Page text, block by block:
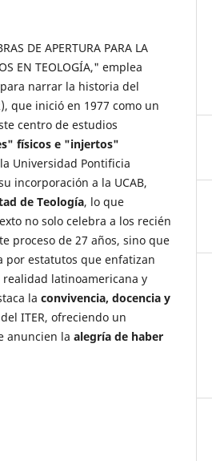
DE APERTURA PARA LA
EN TEOLOGÍA," emplea
para narrar la historia del
que inició en 1977 como un
centro de estudios
físicos e "injertos"
Universidad Pontificia
incorporación a la UCAB,
de Teología, lo que
no solo celebra a los recién
proceso de 27 años, sino que
estatutos que enfatizan
realidad latinoamericana y
la convivencia, docencia y
ITER, ofreciendo un
anuncien la alegría de haber